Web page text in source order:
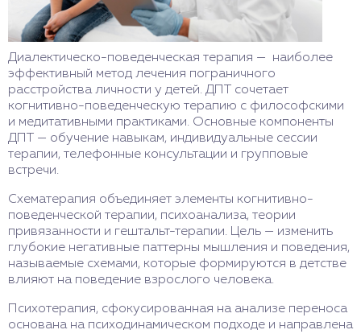
Диалектическо-поведенческая терапия — наиболее
эффективный метод лечения пограничного
расстройства личности у детей. ДПТ сочетает
когнитивно-поведенческую терапию с философскими
и медитативными практиками. Основные компоненты
ДПТ — обучение навыкам, индивидуальные сессии
терапии, телефонные консультации и групповые
встречи.
Схематерапия объединяет элементы когнитивно-
поведенческой терапии, психоанализа, теории
привязанности и гештальт-терапии. Цель — изменить
глубокие негативные паттерны мышления и поведения,
называемые схемами, которые формируются в детстве
влияют на поведение взрослого человека.
Психотерапия, сфокусированная на анализе переноса
основана на психодинамическом подходе и направлена